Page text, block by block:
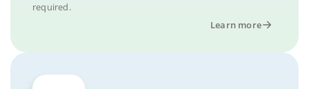
required.
Learn more